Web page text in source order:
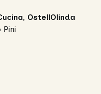
OstellOlinda
Pini